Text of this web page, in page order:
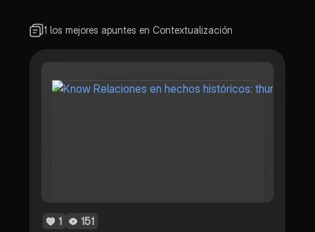
1 los mejores apuntes en Contextualización
1 151